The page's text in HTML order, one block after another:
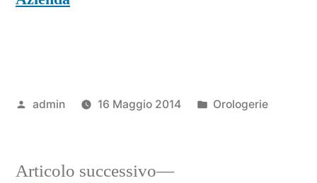
Pubblicato
admin 16 Maggio 2014
Pubblicato
Orologerie
Articolo successivo
Articolo